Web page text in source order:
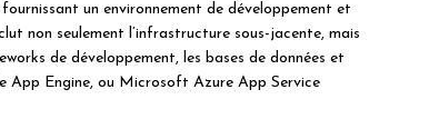
un environnement de développement et
non seulement l’infrastructure sous-jacente, mais
de développement, les bases de données et
App Engine, ou Microsoft Azure App Service